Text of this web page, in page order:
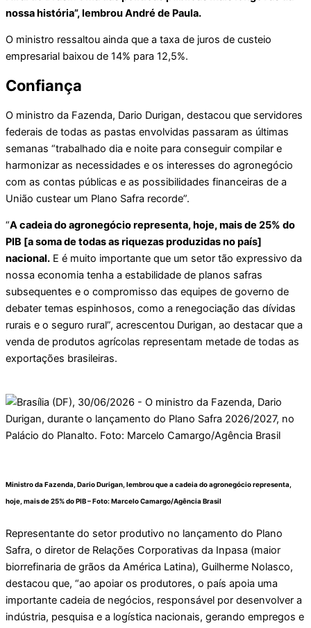
nossa história”, lembrou André de Paula.
O ministro ressaltou ainda que a taxa de juros de custeio
empresarial baixou de 14% para 12,5%.
Confiança
O ministro da Fazenda, Dario Durigan, destacou que servidores
federais de todas as pastas envolvidas passaram as últimas
semanas “trabalhado dia e noite para conseguir compilar e
harmonizar as necessidades e os interesses do agronegócio
com as contas públicas e as possibilidades financeiras de a
União custear um Plano Safra recorde”.
“A cadeia do agronegócio representa, hoje, mais de 25% do
PIB [a soma de todas as riquezas produzidas no país]
nacional. E é muito importante que um setor tão expressivo da
nossa economia tenha a estabilidade de planos safras
subsequentes e o compromisso das equipes de governo de
debater temas espinhosos, como a renegociação das dívidas
rurais e o seguro rural”, acrescentou Durigan, ao destacar que a
venda de produtos agrícolas representam metade de todas as
exportações brasileiras.
Ministro da Fazenda, Dario Durigan, lembrou que a cadeia do agronegócio representa,
hoje, mais de 25% do PIB – Foto:Marcelo Camargo/Agência Brasil
Representante do setor produtivo no lançamento do Plano
Safra, o diretor de Relações Corporativas da Inpasa (maior
biorrefinaria de grãos da América Latina), Guilherme Nolasco,
destacou que, “ao apoiar os produtores, o país apoia uma
importante cadeia de negócios, responsável por desenvolver a
indústria, pesquisa e a logística nacionais, gerando empregos e